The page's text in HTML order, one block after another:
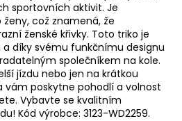
sportovních aktivit. Je
což znamená, že
ženské křivky. Toto triko je
díky svému funkčnímu designu
společníkem na kole.
jízdu nebo jen na krátkou
vám poskytne pohodlí a volnost
Vybavte se kvalitním
Kód výrobce: 3123-WD2259.